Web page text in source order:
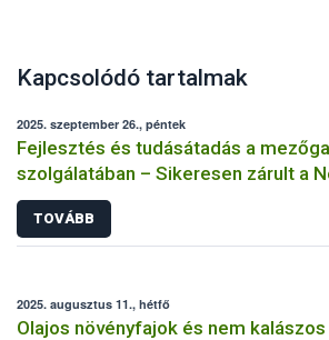
Kapcsolódó tartalmak
2025. szeptember 26., péntek
Fejlesztés és tudásátadás a
szolgálatában – Sikeresen zárult a
üzemi projektje
TOVÁBB
2025. augusztus 11., hétfő
Olajos növényfajok és nem